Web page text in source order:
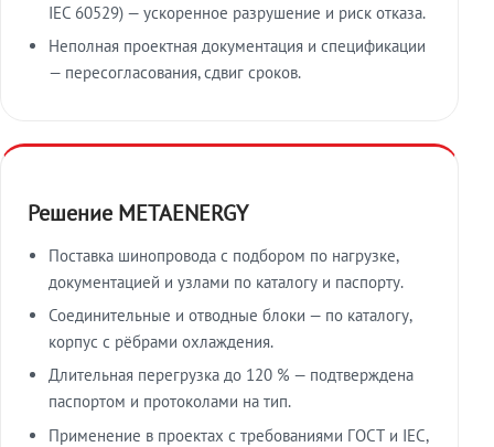
IEC 60529) — ускоренное разрушение и риск отказа.
Неполная проектная документация и спецификации
— пересогласования, сдвиг сроков.
Решение METAENERGY
Поставка шинопровода с подбором по нагрузке,
документацией и узлами по каталогу и паспорту.
Соединительные и отводные блоки — по каталогу,
корпус с рёбрами охлаждения.
Длительная перегрузка до 120 % — подтверждена
паспортом и протоколами на тип.
Применение в проектах с требованиями ГОСТ и IEC,